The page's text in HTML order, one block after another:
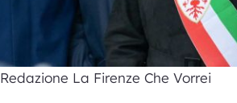
Redazione La Firenze Che Vorrei